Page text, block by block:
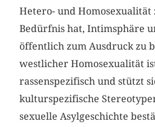
Hetero- und Homosexualität
Bedürfnis hat, Intimsphäre
öffentlich zum Ausdruck zu
westlicher Homosexualität
rassenspezifisch und stützt
kulturspezifische
sexuelle Asylgeschichte